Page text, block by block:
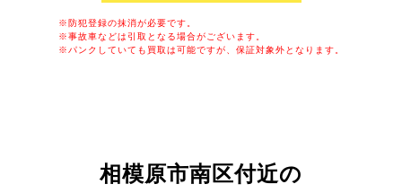
※防犯登録の抹消が必要です。
※事故車などは引取となる場合がございます。
※パンクしていても買取は可能ですが、保証対象外となります。
相模原市南区付近の